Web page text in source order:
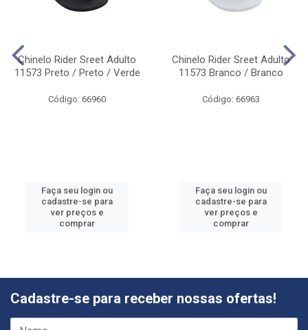
Chinelo Rider Sreet Adulto
11573 Preto / Preto / Verde
Código: 66960
Faça seu login ou
cadastre-se para
ver preços e
comprar
Chinelo Rider Sreet Adulto
11573 Branco / Branco
Código: 66963
Faça seu login ou
cadastre-se para
ver preços e
comprar
Cadastre-se para receber nossas ofertas!